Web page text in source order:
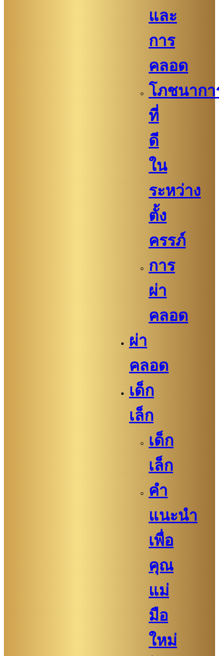
และ
การ
คลอด
โภชนากา
ที่
ดี
ใน
ระหว่าง
ตั้ง
ครรภ์
การ
ผ่า
คลอด
ผ่า
คลอด
เด็ก
เล็ก
เด็ก
เล็ก
คำ
แนะนำ
เพื่อ
คุณ
แม่
มือ
ใหม่